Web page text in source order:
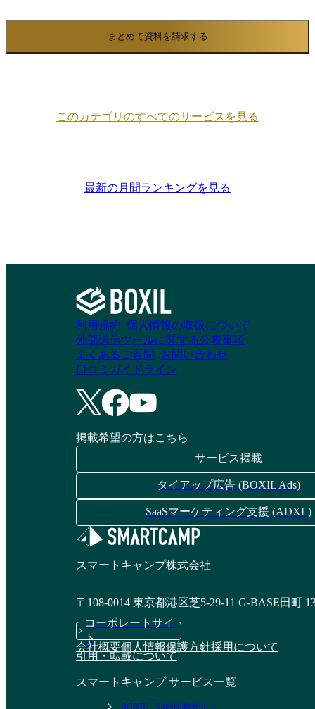
まとめて資料を請求する
このカテゴリのすべてのサービスを見る
最新の月間ランキングを見る
利用規約 個人情報の取扱について
外部送信ツールに関する公表事項
よくあるご質問
お問い合わせ
口コミガイドライン
掲載希望の方はこちら
サービス掲載
タイアップ広告 (BOXIL Ads)
SaaSマーケティング支援 (ADXL)
スマートキャンプ株式会社
〒108-0014 東京都港区芝5-29-11 G-BASE田町
コーポレートサイ
ト
会社概要個人情報保護方針採用について
引用・転載について
スマートキャンプ サービス一覧
BOXIL - SaaS比較サイト